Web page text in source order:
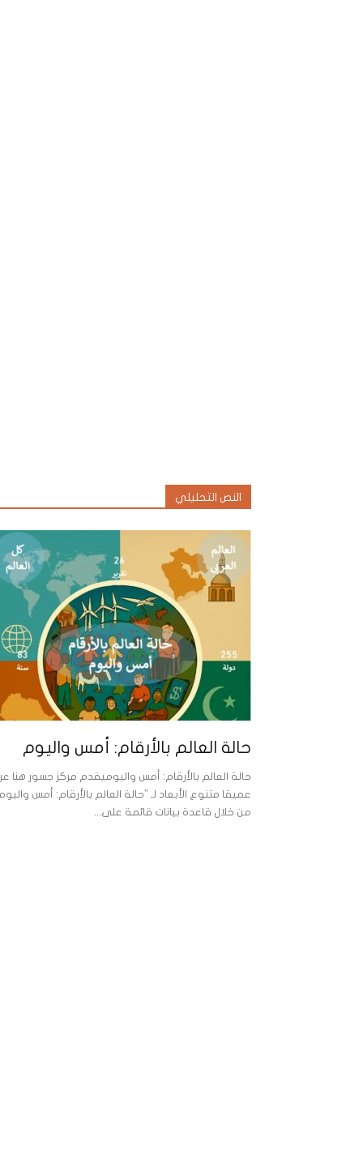
النص التحليلي
حالة العالم بالأرقام: أمس واليوم
حالة العالم بالأرقام: أمس واليوميقدم مركز جسور هنا
عميقا متنوع الأبعاد لـ "حالة العالم بالأرقام: أمس
من خلال قاعدة بيانات قائمة على...